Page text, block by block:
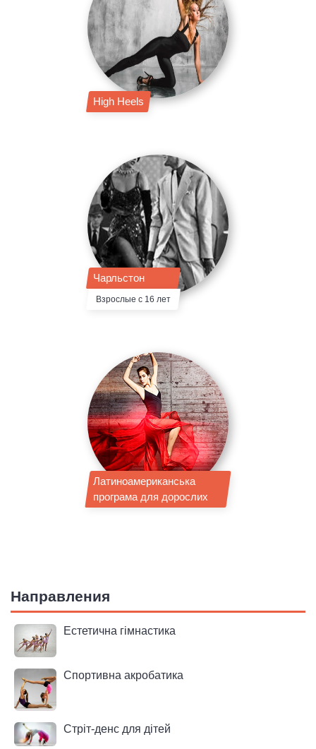
High Heels
Чарльстон
Взрослые с 16 лет
Латиноамериканська
програма для дорослих
Направления
Естетична гімнастика
Спортивна акробатика
Стріт-денс для дітей